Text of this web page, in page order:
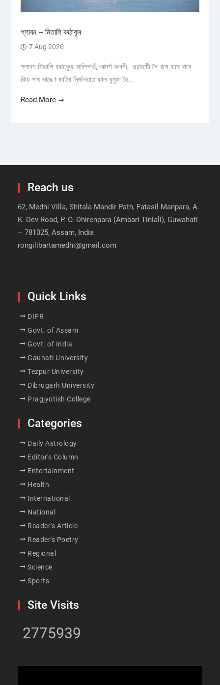
প্লাবন – মিতালি বৰঠাকুৰ
7 Aug 2026
প্লাবন মিতালি বৰঠাকুৰ, মালিগাওঁ, আদৰ্শ কলনী, গুৱাহাটী নৈ খনে বাৰে বাৰে
কিয় পাৰ ভাঙে ! ৰাতিৰ নিৰ্জনতাত কাল ধুমুহা হৈ...
Read More
Reach us
62, Medhi Villa, Shitala Mandir Path, Fatasil Manpara, A.
K. Dev Road, P. O. Dhirenpara (Ambari Tiniali), Guwahati
– 781025, Assam, India
rongilibartamedhi@gmail.com
Quick Links
DIPR
Govt. of Assam
Govt. of India
Gauhati University
Tezpur University
Dibrugarh University
Pragjyotish College
Categories
Daily Astrology
Editor's Column
Entertainment
Health
International
National
Reader's Article
Reader's Poetry
Regional
Science
Sports
Site Visits
2775939